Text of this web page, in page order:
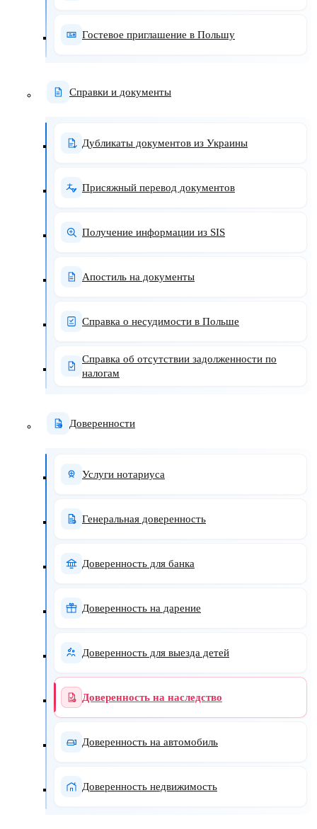
Гостевое приглашение в Польшу
Справки и документы
Дубликаты документов из Украины
Присяжный перевод документов
Получение информации из SIS
Апостиль на документы
Справка о несудимости в Польше
Справка об отсутствии задолженности по
налогам
Доверенности
Услуги нотариуса
Генеральная доверенность
Доверенность для банка
Доверенность на дарение
Доверенность для выезда детей
Доверенность на наследство
Доверенность на автомобиль
Доверенность недвижимость